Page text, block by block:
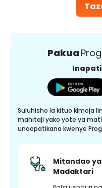
Pakua
Suluhisho la kituo kimoja
mahitaji yako yote ya
unaopatikana kwenye
Mitandao
Madaktari